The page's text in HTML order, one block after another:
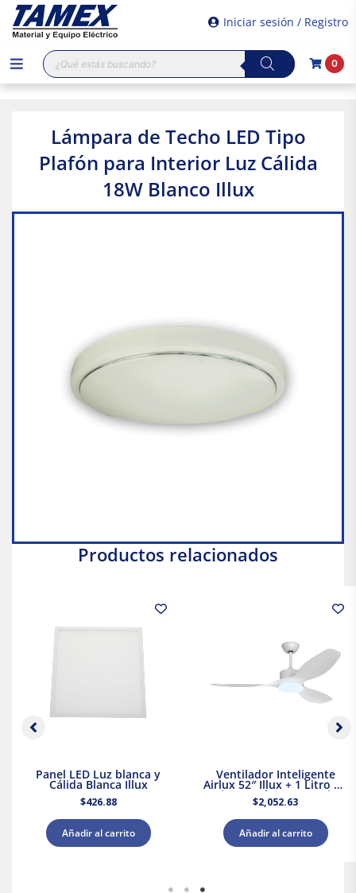
Iniciar sesión / Registro
Búsqueda
de
productos
0
Lámpara de Techo LED Tipo
Plafón para Interior Luz Cálida
18W Blanco Illux
Productos relacionados
Panel LED Luz blanca y
Cálida Blanca Illux
$426.88
Añadir al carrito
Ventilador Inteligente
Airlux 52″ Illux + 1 Litro de
Pintura Blanca Acuario
$2,052.63
Añadir al carrito